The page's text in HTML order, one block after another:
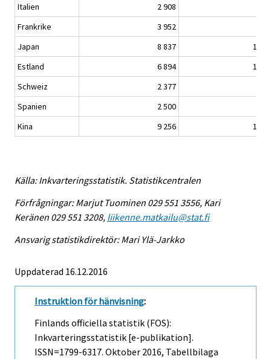
Italien
2 908
Frankrike
3 952
Japan
8 837
17
Estland
6 894
15
Schweiz
2 377
Spanien
2 500
Kina
9 256 14
Källa: Inkvarteringsstatistik. Statistikcentralen
Förfrågningar: Marjut Tuominen 029 551 3556, Kari
Keränen 029 551 3208, liikenne.matkailu@stat.fi
Ansvarig statistikdirektör: Mari Ylä-Jarkko
Uppdaterad 16.12.2016
Instruktion för hänvisning:
Finlands officiella statistik (FOS):
Inkvarteringsstatistik [e-publikation].
ISSN=1799-6317. Oktober 2016, Tabellbilaga